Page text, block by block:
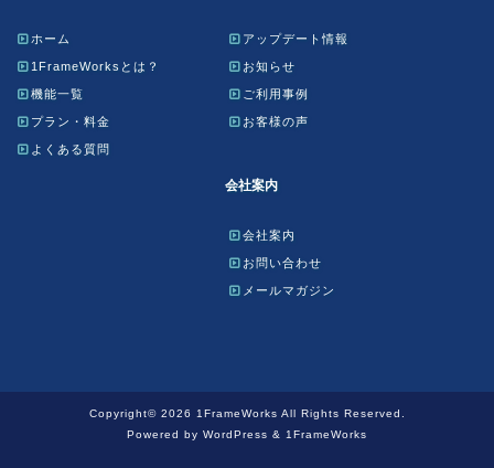
ホーム
1FrameWorksとは？
機能一覧
プラン・料金
よくある質問
アップデート情報
お知らせ
ご利用事例
お客様の声
会社案内
会社案内
お問い合わせ
メールマガジン
Copyright© 2026 1FrameWorks All Rights Reserved.
Powered by WordPress & 1FrameWorks